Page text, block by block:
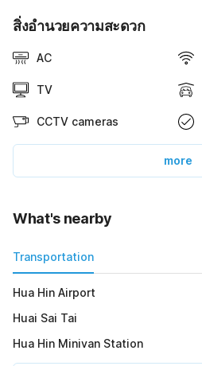
สิ่งอำนวยความสะดวก
AC
TV
CCTV cameras
more
What's nearby
Transportation
Hua Hin Airport
Huai Sai Tai
Hua Hin Minivan Station